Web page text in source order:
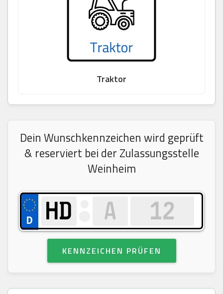
Traktor
Dein Wunschkennzeichen wird geprüft
& reserviert bei der Zulassungsstelle
Weinheim
KENNZEICHEN PRÜFEN